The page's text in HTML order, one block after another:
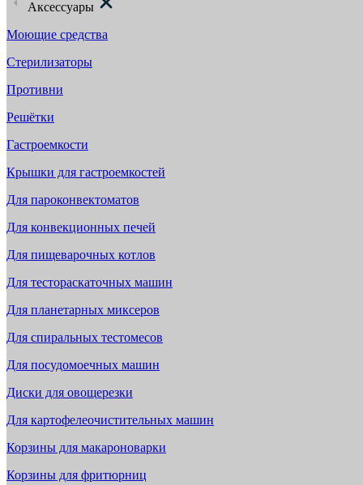
Аксессуары
Моющие средства
Стерилизаторы
Противни
Решётки
Гастроемкости
Крышки для гастроемкостей
Для пароконвектоматов
Для конвекционных печей
Для пищеварочных котлов
Для тестораскаточных машин
Для планетарных миксеров
Для спиральных тестомесов
Для посудомоечных машин
Диски для овощерезки
Для картофелеочистительных машин
Корзины для макароноварки
Корзины для фритюрниц